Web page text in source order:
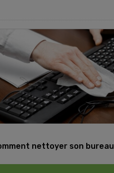
nettoyer son bureau